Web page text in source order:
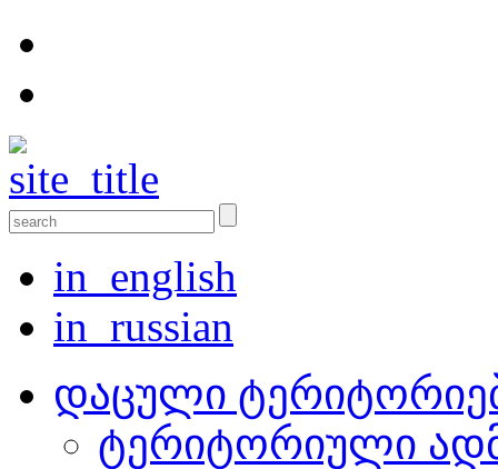
in_english
in_russian
დაცული
ტერიტორიული